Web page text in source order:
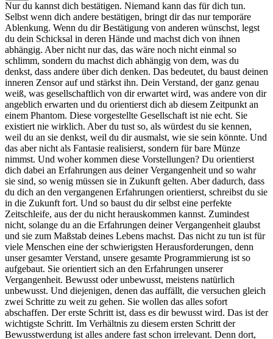
Nur du kannst dich bestätigen. Niemand kann das für dich tun.
Selbst wenn dich andere bestätigen, bringt dir das nur temporäre
Ablenkung. Wenn du dir Bestätigung von anderen wünschst, legst
du dein Schicksal in deren Hände und machst dich von ihnen
abhängig. Aber nicht nur das, das wäre noch nicht einmal so
schlimm, sondern du machst dich abhängig von dem, was du
denkst, dass andere über dich denken. Das bedeutet, du baust deinen
inneren Zensor auf und stärkst ihn. Dein Verstand, der ganz genau
weiß, was gesellschaftlich von dir erwartet wird, was andere von dir
angeblich erwarten und du orientierst dich ab diesem Zeitpunkt an
einem Phantom. Diese vorgestellte Gesellschaft ist nie echt. Sie
existiert nie wirklich. Aber du tust so, als würdest du sie kennen,
weil du an sie denkst, weil du dir ausmalst, wie sie sein könnte. Und
das aber nicht als Fantasie realisierst, sondern für bare Münze
nimmst. Und woher kommen diese Vorstellungen? Du orientierst
dich dabei an Erfahrungen aus deiner Vergangenheit und so wahr
sie sind, so wenig müssen sie in Zukunft gelten. Aber dadurch, dass
du dich an den vergangenen Erfahrungen orientierst, schreibst du sie
in die Zukunft fort. Und so baust du dir selbst eine perfekte
Zeitschleife, aus der du nicht herauskommen kannst. Zumindest
nicht, solange du an die Erfahrungen deiner Vergangenheit glaubst
und sie zum Maßstab deines Lebens machst. Das nicht zu tun ist für
viele Menschen eine der schwierigsten Herausforderungen, denn
unser gesamter Verstand, unsere gesamte Programmierung ist so
aufgebaut. Sie orientiert sich an den Erfahrungen unserer
Vergangenheit. Bewusst oder unbewusst, meistens natürlich
unbewusst. Und diejenigen, denen das auffällt, die versuchen gleich
zwei Schritte zu weit zu gehen. Sie wollen das alles sofort
abschaffen. Der erste Schritt ist, dass es dir bewusst wird. Das ist der
wichtigste Schritt. Im Verhältnis zu diesem ersten Schritt der
Bewusstwerdung ist alles andere fast schon irrelevant. Denn dort,